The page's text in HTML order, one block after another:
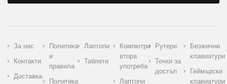
За нас
Контакти
Доставка
Политика
и
правила
Политика
Лаптопи
Таблети
Компютри
втора
употреба
Лаптопи
Рутери
Точки за
достъп
Безжични
клавиатури
Геймърски
клавиатури